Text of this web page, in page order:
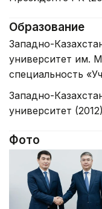
Образование
Западно-
университет им.
специальность
Западно-
университет
Фото